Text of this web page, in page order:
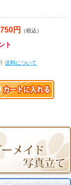
円 （税込）
ト
送料について